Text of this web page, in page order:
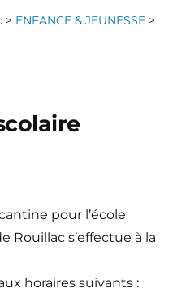
> ENFANCE & JEUNESSE >
pour l’école
Rouillac s’effectue à la
horaires suivants :